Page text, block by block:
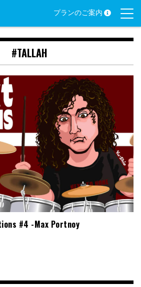
プランのご案内
#TALLAH
#4 -Max Portnoy